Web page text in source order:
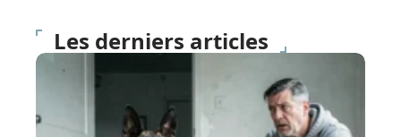
Les derniers articles